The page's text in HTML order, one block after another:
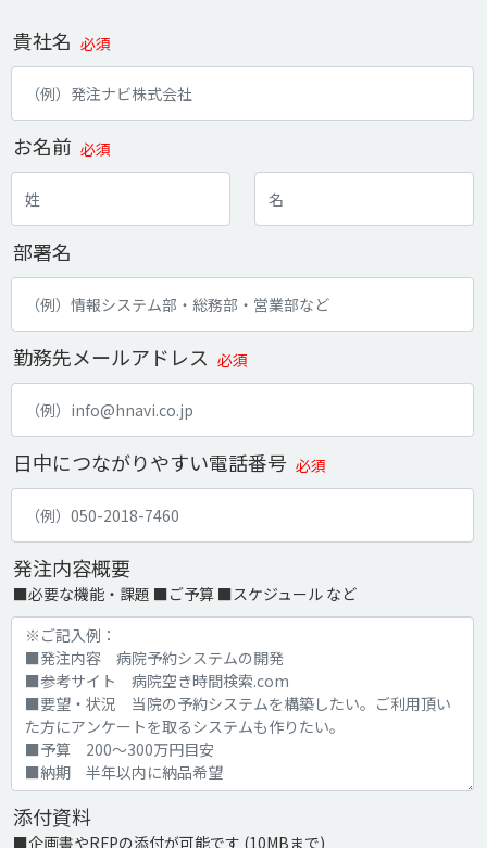
貴社名 必須
お名前 必須
部署名
勤務先メールアドレス 必須
日中につながりやすい電話番号 必須
発注内容概要
■必要な機能・課題 ■ご予算 ■スケジュール など
添付資料
■企画書やRFPの添付が可能です (10MBまで)